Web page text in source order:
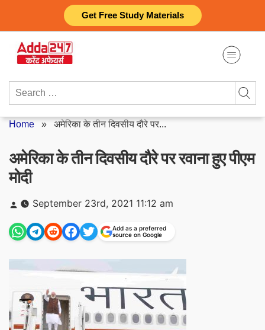
Get Free Study Materials
content
Search
Home » अमेरिका के तीन दिवसीय दौरे पर...
अमेरिका के तीन दिवसीय दौरे पर रवाना हुए पीएम
मोदी
Posted
by
September 23rd, 2021 11:12 am
Add as a preferred
source on Google